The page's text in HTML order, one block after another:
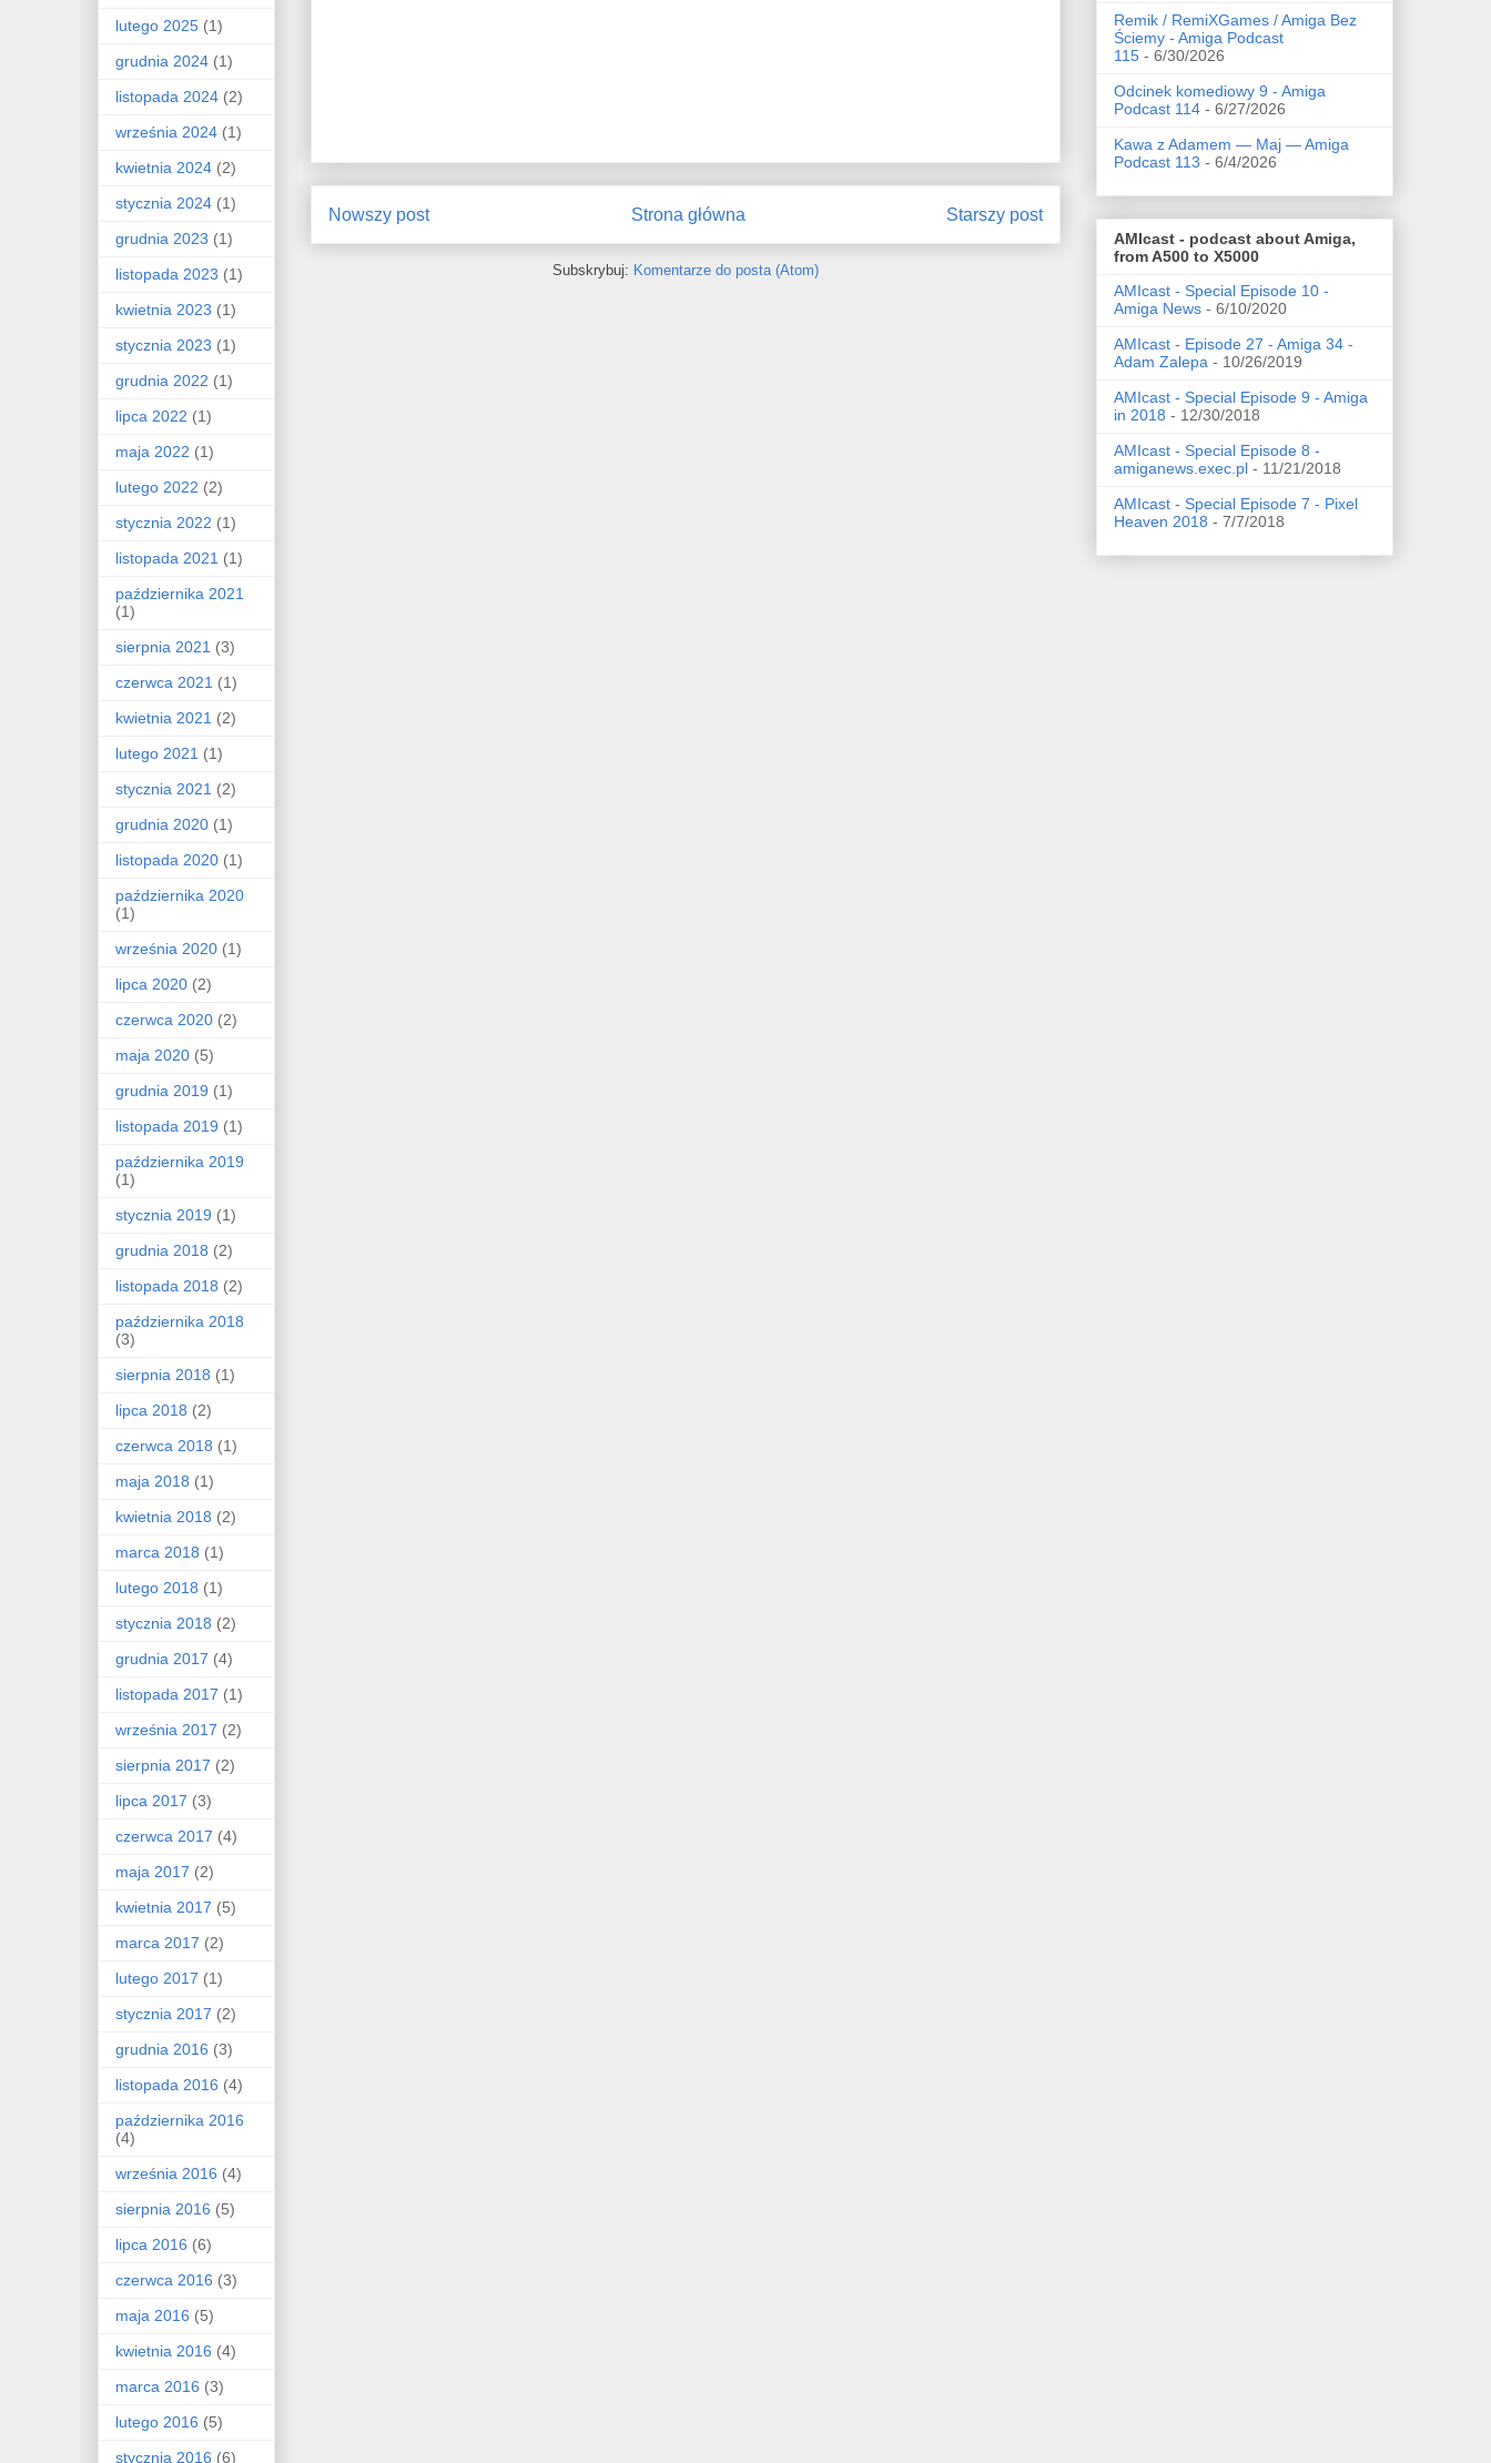
Nowszy post Starszy post
Strona główna
Subskrybuj: Komentarze do posta (Atom)
lutego 2025 (1)
grudnia 2024 (1)
listopada 2024 (2)
września 2024 (1)
kwietnia 2024 (2)
stycznia 2024 (1)
grudnia 2023 (1)
listopada 2023 (1)
kwietnia 2023 (1)
stycznia 2023 (1)
grudnia 2022 (1)
lipca 2022 (1)
maja 2022 (1)
lutego 2022 (2)
stycznia 2022 (1)
listopada 2021 (1)
października 2021
(1)
sierpnia 2021 (3)
czerwca 2021 (1)
kwietnia 2021 (2)
lutego 2021 (1)
stycznia 2021 (2)
grudnia 2020 (1)
listopada 2020 (1)
października 2020
(1)
września 2020 (1)
lipca 2020 (2)
czerwca 2020 (2)
maja 2020 (5)
grudnia 2019 (1)
listopada 2019 (1)
października 2019
(1)
stycznia 2019 (1)
grudnia 2018 (2)
listopada 2018 (2)
października 2018
(3)
sierpnia 2018 (1)
lipca 2018 (2)
czerwca 2018 (1)
maja 2018 (1)
kwietnia 2018 (2)
marca 2018 (1)
lutego 2018 (1)
stycznia 2018 (2)
grudnia 2017 (4)
listopada 2017 (1)
września 2017 (2)
sierpnia 2017 (2)
lipca 2017 (3)
czerwca 2017 (4)
maja 2017 (2)
kwietnia 2017 (5)
marca 2017 (2)
lutego 2017 (1)
stycznia 2017 (2)
grudnia 2016 (3)
listopada 2016 (4)
października 2016
(4)
września 2016 (4)
sierpnia 2016 (5)
lipca 2016 (6)
czerwca 2016 (3)
maja 2016 (5)
kwietnia 2016 (4)
marca 2016 (3)
lutego 2016 (5)
stycznia 2016 (6)
Remik / RemiXGames / Amiga Bez
Ściemy - Amiga Podcast
115 - 6/30/2026
Odcinek komediowy 9 - Amiga
Podcast 114 - 6/27/2026
Kawa z Adamem — Maj — Amiga
Podcast 113 - 6/4/2026
AMIcast - podcast about Amiga,
from A500 to X5000
AMIcast - Special Episode 10 -
Amiga News - 6/10/2020
AMIcast - Episode 27 - Amiga 34 -
Adam Zalepa - 10/26/2019
AMIcast - Special Episode 9 - Amiga
in 2018 - 12/30/2018
AMIcast - Special Episode 8 -
amiganews.exec.pl - 11/21/2018
AMIcast - Special Episode 7 - Pixel
Heaven 2018 - 7/7/2018